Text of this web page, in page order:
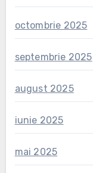
octombrie 2025
septembrie 2025
august 2025
iunie 2025
mai 2025